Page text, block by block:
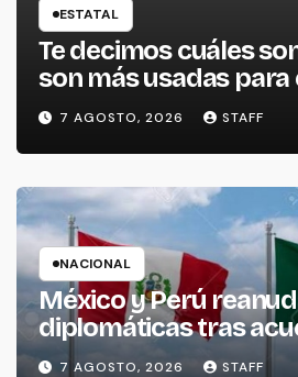
ESTATAL
Te decimos cuáles
son más usadas
en Michoacán
7 AGOSTO, 2026 STAFF
NACIONAL
México y Perú
diplomáticas tras
ambos gobiernos
7 AGOSTO, 2026 STAFF